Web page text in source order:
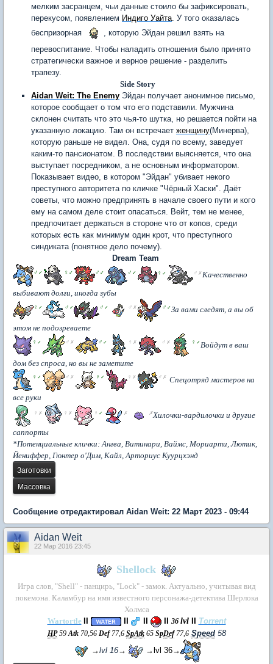
мелким засранцем, чьи данные стоило бы зафиксировать,
перекусом, появлением Индиго Уайта . У того оказалась
беспризорная
, которую Эйдан решил взять на
перевоспитание. Чтобы наладить отношения было принято
стратегически важное и верное решение - разделить
трапезу.
Side Story
Aidan Weit: The Enemy Эйдан получает анонимное письмо,
которое сообщает о том что его подставили. Мужчина
склонен считать что это чья-то шутка, но решается пойти на
указанную локацию. Там он встречает женщину(Минерва),
которую раньше не видел. Она, судя по всему, заведует
каким-то пансионатом. В последствии выясняется, что она
выступает посредником, а не основным информатором.
Показывает видео, в котором "Эйдан" убивает некого
преступного авторитета по кличке "Чёрный Хаски". Даёт
советы, что можно предпринять в начале своего пути и кого
ему на самом деле стоит опасаться. Вейт, тем не менее,
предпочитает держаться в стороне что от копов, среди
которых есть как минимум один крот, что преступного
синдиката (понятное дело почему).
Dream Team
♂ ✓ ♀ ✓ ♂ ✓ ♂ ✓ ♀ ✓ ♂ ✗Качественно
выбивают долги, иногда зубы
♀ ✓ ♂ ✓ ♂ ✓ ♂ ✗ ♂ ✓За вами следят, а вы об
этом не подозреваете
♀ ✓ ♂ ✗ ♂ ✓ ♀ ✗ ♂ ✗ ♀ ✓ Войдут в ваш
дом без спроса, но вы не заметите
♀ ✓ ♂ ✗ ♀ ✓ ♀ ✗ ♂ ✗ Спецотряд мастеров на
все руки
♀ ✗ ♀ ✗ ♀ ✓ ✗ ✗Хилочки-вардилочки и другие
саппорты
*Потенциальные клички: Ангва, Витинари, Ваймс, Мориарти,Лютик,
Йениффер, Гюнтер о'Дим, Кайл, Арториус Куурцхэнд
Сообщение отредактировал Aidan Weit: 22 Март 2023 - 09:44
Aidan Weit
22 Мар 2016 23:45
Shellock
Игра слов, "Shell" - панцирь, "Lock" - замок. Актуально, учитывая вид
покемона. Каламбур на имя известного персонажа-детектива Шерлока
Холмса
Wartortle
36 lvl Torrent
HP59Atk 70,56 Def 77,6 SpAtk65 SpDef77,6 Speed58
→lvl 16→ →lvl 36→